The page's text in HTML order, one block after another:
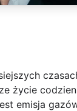
życie
emisja